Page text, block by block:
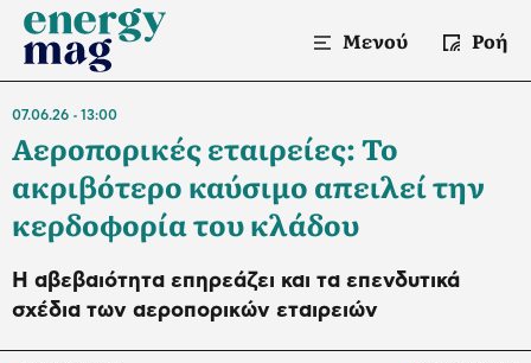
Μενού Ροή
07.06.26 13:00
Αεροπορικές εταιρείες: Το
ακριβότερο καύσιμο απειλεί την
κερδοφορία του κλάδου
Η αβεβαιότητα επηρεάζει και τα επενδυτικά
σχέδια των αεροπορικών εταιρειών